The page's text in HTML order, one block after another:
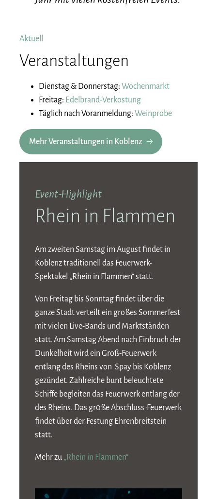
Aktuell
Veranstaltungen
Dienstag & Donnerstag: Wochenmarkt
Freitag: Edelbrand-Verkostung
Täglich nach Voranmeldung: Weinprobe
Mehr Veranstaltungen in Koblenz
Event-Highlight
Rhein in Flammen
Am zweiten Samstag im August findet in
Koblenz traditionell das Feuerwerk-
Spektakel „Rhein in Flammen“ statt.
Von Freitag bis Sonntag findet über die
ganze Stadt verteilt ein großes Sommerfest
mit vielen Live-Bands und Marktständen
statt. Am Samstag Abend nach Einbruch der
Dunkelheit wird ein Groß-Feuerwerk
entlang des Rheins von Spay bis Koblenz
gezündet. Zahlreiche bunt beleuchtete
Schiffe begleiten das Feuerwerk entlang der
des Rheins. Das gr0ße Abschluss-Feuerwerk
findet über der Festung Ehrenbreitstein
statt.
Mehr zu „Rhein in Flammen“